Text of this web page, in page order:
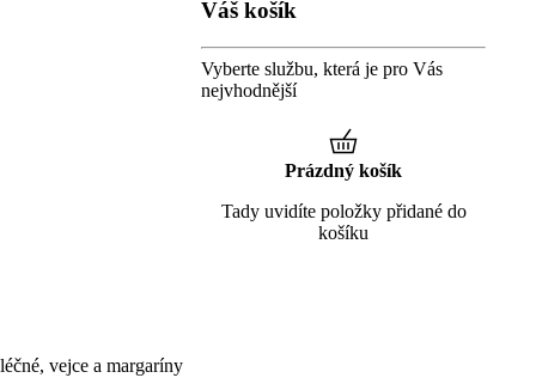
vejce a margaríny
Váš košík
Vyberte službu, která je pro Vás
nejvhodnější
Prázdný košík
Tady uvidíte položky přidané do
košíku